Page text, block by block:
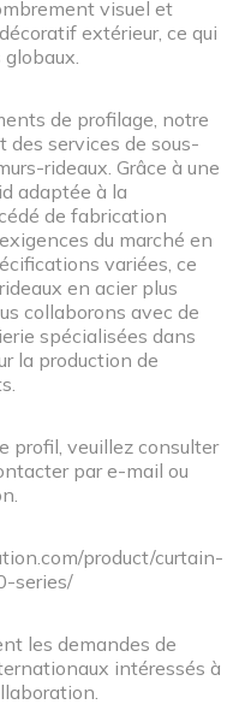
visuel et
extérieur, ce qui
de profilage, notre
services de sous-
rideaux. Grâce à une
adaptée à la
de fabrication
du marché en
variées, ce
en acier plus
collaborons avec de
spécialisées dans
la production de
profil, veuillez consulter
par e-mail ou
product/curtain-
series/
les demandes de
intéressés à